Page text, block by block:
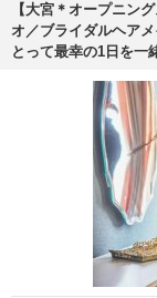
【大宮＊オープニン
オ／ブライダルヘア
とって最幸の1日を一